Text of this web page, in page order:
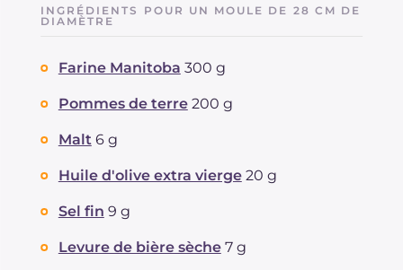
Dont sucres
Graisses
Fibre
Sodium
INGRÉDIENTS POUR UN MOULE DE 28 CM DE
DIAMÈTRE
Farine Manitoba 300 g
Pommes de terre 200 g
Malt 6 g
Huile d'olive extra vierge 20 g
Sel fin 9 g
Levure de bière sèche 7 g